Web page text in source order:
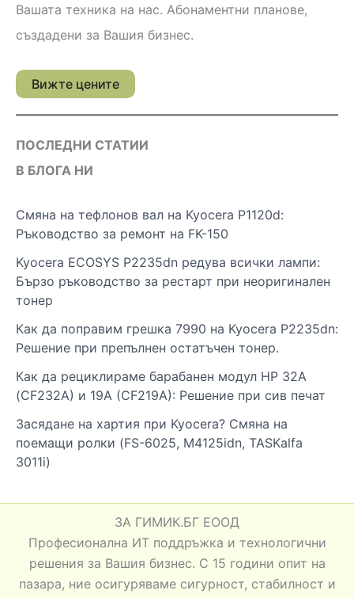
Вашата техника на нас. Абонаментни планове,
създадени за Вашия бизнес.
Вижте цените
ПОСЛЕДНИ СТАТИИ
В БЛОГА НИ
Смяна на тефлонов вал на Kyocera P1120d:
Ръководство за ремонт на FK-150
Kyocera ECOSYS P2235dn редува всички лампи:
Бързо ръководство за рестарт при неоригинален
тонер
Как да поправим грешка 7990 на Kyocera P2235dn:
Решение при препълнен остатъчен тонер.
Как да рециклираме барабанен модул HP 32A
(CF232A) и 19A (CF219A): Решение при сив печат
Засядане на хартия при Kyocera? Смяна на
поемащи ролки (FS-6025, M4125idn, TASKalfa
3011i)
ЗА ГИМИК.БГ ЕООД
Професионална ИТ поддръжка и технологични
решения за Вашия бизнес. С 15 години опит на
пазара, ние осигуряваме сигурност, стабилност и